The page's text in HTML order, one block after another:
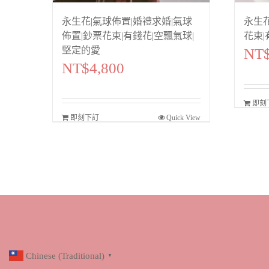
永生花|氣球佈置|婚禮求婚|氣球
佈置|鈔票花束|有錢花|空飄氣球|
堅定的愛
NT$4,800
即刻下訂 Quick View
永生
花束|
即刻
Chinese (Traditional) ▼